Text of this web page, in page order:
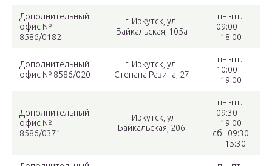
Дополнительный
офис №
8586/0182
г. Иркутск, ул.
Байкальская, 105а
пн.-пт.:
09:00—
18:00
Дополнительный
офис № 8586/020
г. Иркутск, ул.
Степана Разина, 27
пн.-пт.:
10:00—
19:00
Дополнительный
офис №
8586/0371
г. Иркутск, ул.
Байкальская, 206
пн.-пт.:
09:30—
19:00
сб.: 09:30
—15:30